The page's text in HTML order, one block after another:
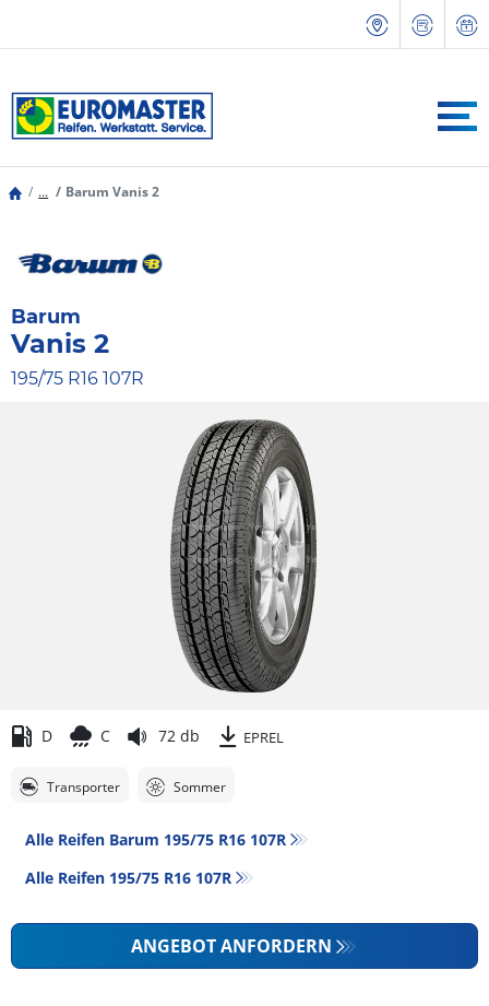
... Barum Vanis 2
Barum
Vanis 2
195/75 R16 107R
D C 72 db EPREL
Transporter Sommer
Alle Reifen Barum 195/75 R16 107R
Alle Reifen‎ 195/75 R16 107R
ANGEBOT ANFORDERN